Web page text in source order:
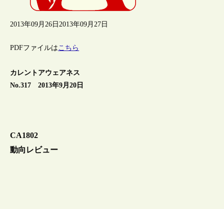
2013年09月26日 2013年09月27日
PDFファイルはこちら
カレントアウェアネス
No.317 2013年9月20日
CA1802
動向レビュー